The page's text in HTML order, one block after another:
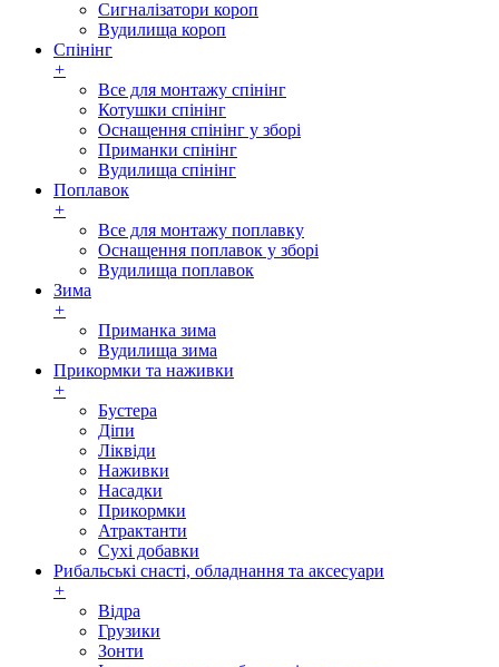
Сигналізатори короп
Вудилища короп
Спінінг
+
Все для монтажу спінінг
Котушки спінінг
Оснащення спінінг у зборі
Приманки спінінг
Вудилища спінінг
Поплавок
+
Все для монтажу поплавку
Оснащення поплавок у зборі
Вудилища поплавок
Зима
+
Приманка зима
Вудилища зима
Прикормки та наживки
+
Бустера
Діпи
Ліквіди
Наживки
Насадки
Прикормки
Атрактанти
Сухі добавки
Рибальські снасті, обладнання та аксесуари
+
Відра
Грузики
Зонти